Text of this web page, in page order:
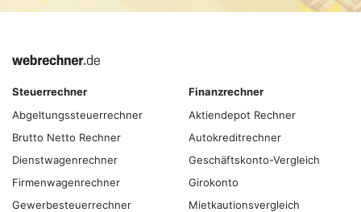
Steuerrechner
Abgeltungs­steuer­rechner
Brutto Netto Rechner
Dienstwagenrechner
Firmenwagenrechner
Gewerbesteuerrechner
Finanzrechner
Aktiendepot Rechner
Autokreditrechner
Geschäftskonto-Vergleich
Girokonto
Mietkautionsvergleich